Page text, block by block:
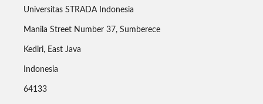
Universitas STRADA Indonesia
Manila Street Number 37, Sumberece
Kediri, East Java
Indonesia
64133